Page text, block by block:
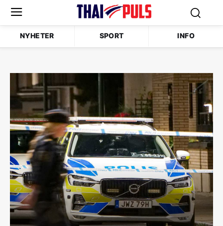
NYHETER SPORT INFO